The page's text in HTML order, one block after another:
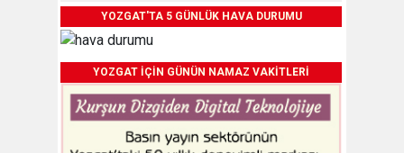
YOZGAT'TA 5 GÜNLÜK HAVA DURUMU
YOZGAT İÇİN GÜNÜN NAMAZ VAKİTLERİ